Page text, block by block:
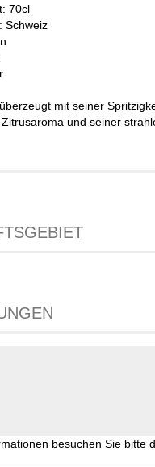
70cl
Schweiz
mit seiner
und seiner
besuchen Sie bitte